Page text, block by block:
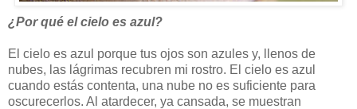
¿Por qué el cielo es azul?
El cielo es azul porque tus ojos son azules y, llenos de
nubes, las lágrimas recubren mi rostro. El cielo es azul
cuando estás contenta, una nube no es suficiente para
oscurecerlos. Al atardecer, ya cansada, se muestran